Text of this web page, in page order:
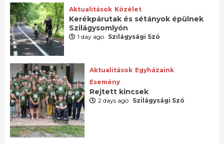
Aktualitások Közélet
Kerékpárutak és sétányok épülnek
Szilágysomlyón
1 day ago Szilágysági Szó
Aktualitások Egyházaink
Esemény
Rejtett kincsek
2 days ago Szilágysági Szó